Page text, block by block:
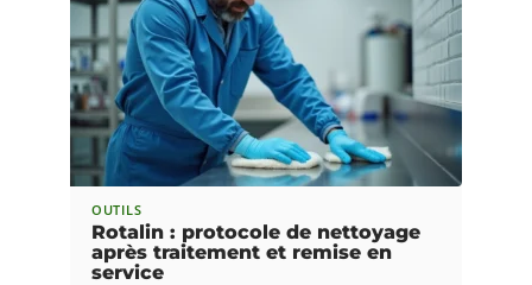
OUTILS
Rotalin : protocole de nettoyage
après traitement et remise en
service